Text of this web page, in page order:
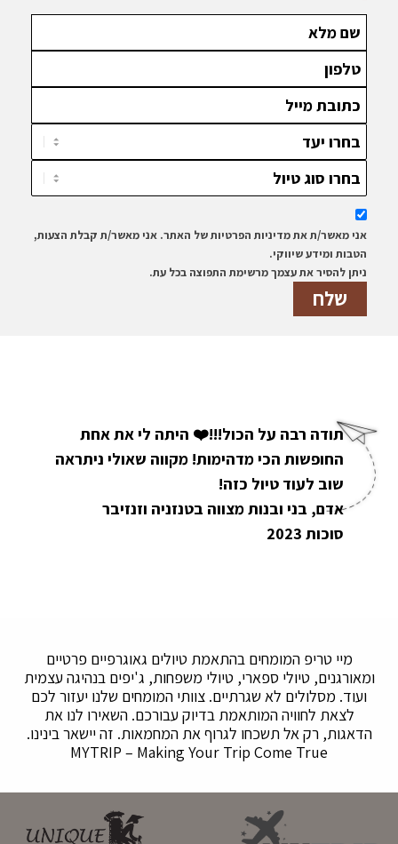
אני מאשר/ת את מדיניות הפרטיות של האתר. אני מאשר/ת קבלת הצעות,
הטבות ומידע שיווקי.
ניתן להסיר את עצמך מרשימת התפוצה בכל עת.
תודה רבה על הכול!!!❤️ היתה לי את אחת
החופשות הכי מדהימות! מקווה שאולי ניתראה
שוב לעוד טיול כזה!
אדם, בני ובנות מצווה בטנזניה וזנזיבר
סוכות 2023
מיי טריפ המומחים בהתאמת טיולים גאוגרפיים פרטיים
ומאורגנים, טיולי ספארי, טיולי משפחות, ג'יפים בנהיגה עצמית
ועוד. מסלולים לא שגרתיים. צוותי המומחים שלנו יעזור לכם
לצאת לחוויה המותאמת בדיוק עבורכם. השאירו לנו את
הדאגות, רק אל תשכחו לגרוף את המחמאות. זה יישאר בינינו.
MYTRIP – Making Your Trip Come True